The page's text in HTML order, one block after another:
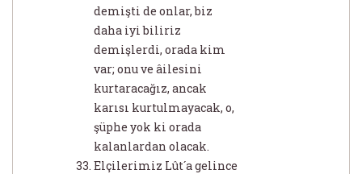
demişti de onlar, biz
daha iyi biliriz
demişlerdi, orada kim
var; onu ve âilesini
kurtaracağız, ancak
karısı kurtulmayacak, o,
şüphe yok ki orada
kalanlardan olacak.
Elçilerimiz Lût´a gelince